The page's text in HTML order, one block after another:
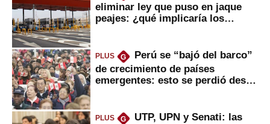
eliminar ley que puso en jaque
peajes: ¿qué implicaría los
PLUS G
Perú se “bajó del barco”
de crecimiento de países
emergentes: esto se perdió desde
PLUS G
UTP, UPN y Senati: las